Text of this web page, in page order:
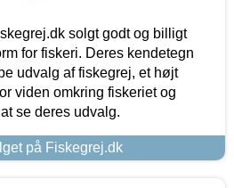
solgt godt og billigt
for fiskeri. Deres kendetegn
udvalg af fiskegrej, et højt
viden omkring fiskeriet og
se deres udvalg.
på Fiskegrej.dk